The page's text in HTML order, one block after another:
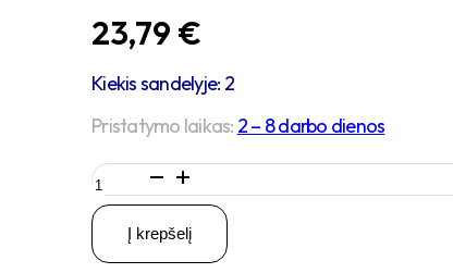
23,79 €
Kiekis sandelyje: 2
Pristatymo laikas: 2 – 8 darbo dienos
produkto
kiekis:
D100
H125
180KG
Į krepšelį